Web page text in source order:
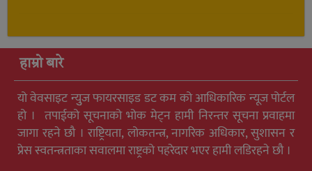
हाम्रो बारे
यो वेवसाइट न्युुज फायरसाइड डट कम को आधिकारिक न्यूज पोर्टल
हो । तपाईको सूचनाको भोक मेट्न हामी निरन्तर सूचना प्रवाहमा
जागा रहने छौ । राष्ट्रियता, लोकतन्त्र, नागरिक अधिकार, सुशासन र
प्रेस स्वतन्त्रताका सवालमा राष्ट्रको पहरेदार भएर हामी लडिरहने छौ ।